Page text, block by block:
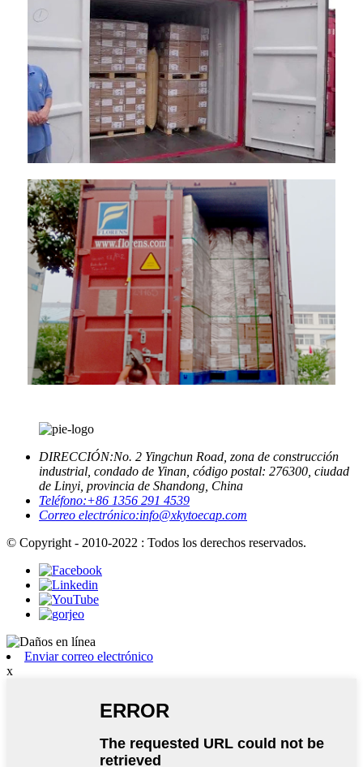
DIRECCIÓN:No. 2 Yingchun Road, zona de construcción
industrial, condado de Yinan, código postal: 276300, ciudad
de Linyi, provincia de Shandong, China
Teléfono:+86 1356 291 4539
Correo electrónico:info@xkytoecap.com
© Copyright - 2010-2022 : Todos los derechos reservados.
Enviar correo electrónico
x